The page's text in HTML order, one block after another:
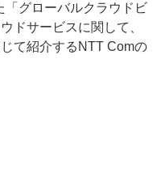
グローバルクラウドビ
ドサービスに関して、
て紹介するNTT Comの